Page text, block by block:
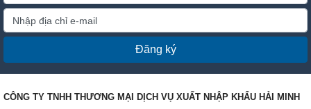
Đăng ký
CÔNG TY TNHH THƯƠNG MẠI DỊCH VỤ XUẤT NHẬP KHẨU HẢI MINH